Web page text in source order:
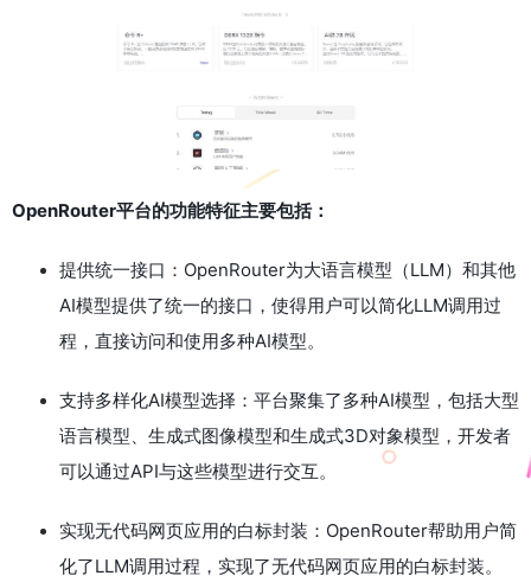
OpenRouter平台的功能特征主要包括：
提供统一接口：OpenRouter为大语言模型（LLM）和其他
AI模型提供了统一的接口，使得用户可以简化LLM调用过
程，直接访问和使用多种AI模型。
支持多样化AI模型选择：平台聚集了多种AI模型，包括大型
语言模型、生成式图像模型和生成式3D对象模型，开发者
可以通过API与这些模型进行交互。
实现无代码网页应用的白标封装：OpenRouter帮助用户简
化了LLM调用过程，实现了无代码网页应用的白标封装。